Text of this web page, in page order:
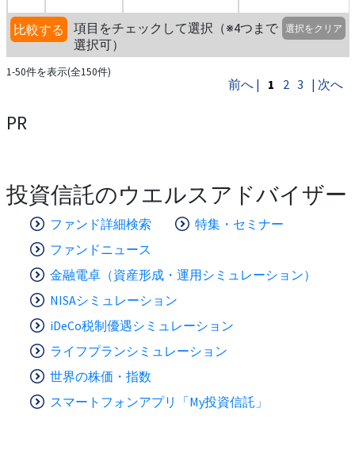
比較する
項目をチェックして選択（※4つまで
選択可）
選択をクリア
1-50件を表示(全150件)
前へ | 1 2 3 | 次へ
PR
投資信託のウエルスアドバイザー
ファンド詳細検索
特集・セミナー
ファンドニュース
金融電卓（資産形成・運用シミュレーション）
NISAシミュレーション
iDeCo税制優遇シミュレーション
ライフプランシミュレーション
世界の株価・指数
スマートフォンアプリ「My投資信託」